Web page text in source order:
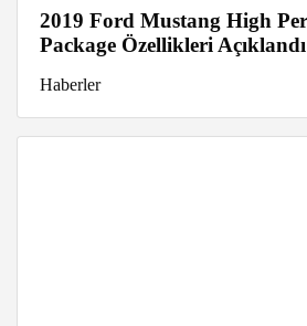
2019 Ford Mustang High
Package Özellikleri Açıklandı
Haberler